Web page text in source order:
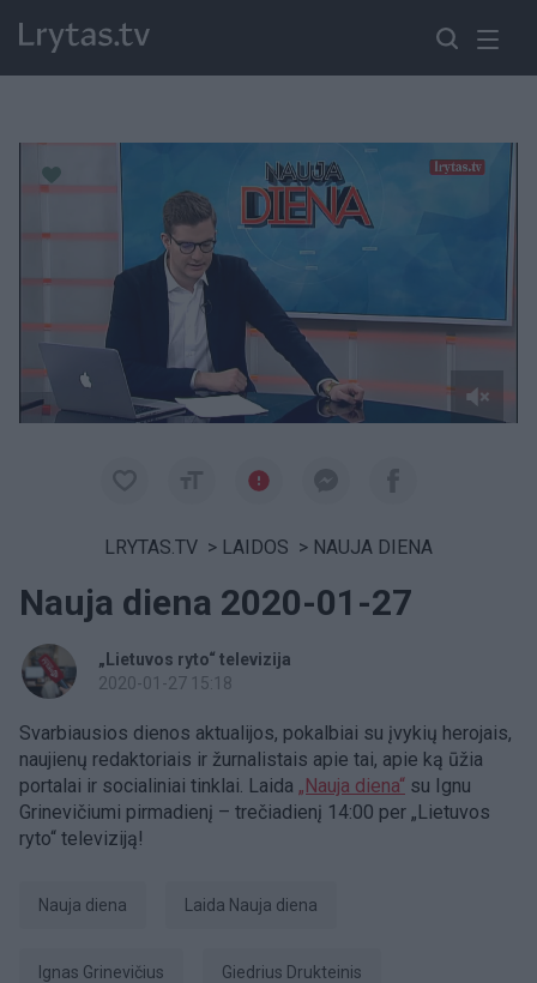
LRYTAS.TV > LAIDOS > NAUJA DIENA
Nauja diena 2020-01-27
„Lietuvos ryto“ televizija
2020-01-27 15:18
Svarbiausios dienos aktualijos, pokalbiai su įvykių herojais,
naujienų redaktoriais ir žurnalistais apie tai, apie ką ūžia
portalai ir socialiniai tinklai. Laida „Nauja diena“ su Ignu
Grinevičiumi pirmadienį – trečiadienį 14:00 per „Lietuvos
ryto“ televiziją!​
Nauja diena laida Nauja diena
Ignas Grinevičius Giedrius Drukteinis